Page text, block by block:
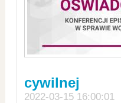
cywilnej
2022-03-15 16:00:01